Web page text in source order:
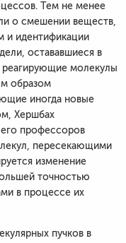
Тем не менее
о смешении веществ,
и идентификации
остававшиеся в
реагирующие молекулы
образом
иногда новые
Хершбах
профессоров
пересекающими
изменение
точностью
в процессе их
пучков в